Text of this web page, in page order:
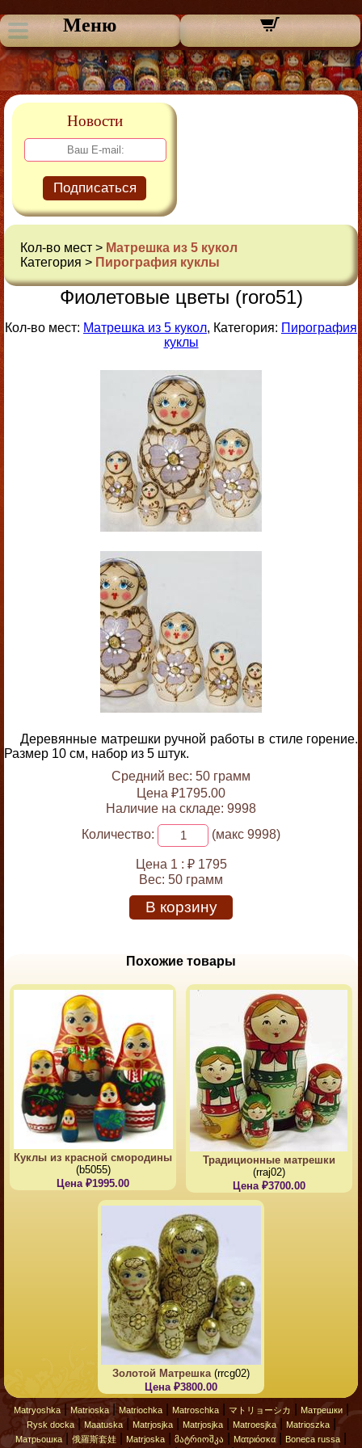
Меню
Новости
Подписаться
Кол-во мест > Матрешка из 5 кукол
Категория > Пирография куклы
Фиолетовые цветы (roro51)
Кол-во мест: Матрешка из 5 кукол, Категория: Пирография
куклы
Деревянные матрешки ручной работы в стиле горение.
Размер 10 см, набор из 5 штук.
Средний вес: 50 грамм
Цена ₽1795.00
Наличие на складе: 9998
Количество:
(макс 9998)
Цена 1 : ₽ 1795
Вес: 50 грамм
В корзину
Похожие товары
Куклы из красной смородины
(b5055)
Цена ₽1995.00
Традиционные матрешки
(rraj02)
Цена ₽3700.00
Золотой Матрешка(rrcg02)
Цена ₽3800.00
Matryoshka| Matrioska| Matriochka| Matroschka| マトリョーシカ Матрешки|
Rysk docka| Maatuska| Matrjosjka| Matrjosjka| Matroesjka| Matrioszka|
Матрьошка 俄羅斯套娃 Matrjoska მატრიოშკა Ματριόσκα Boneca russa